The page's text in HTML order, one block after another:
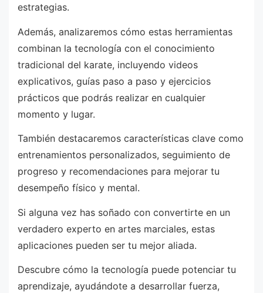
estrategias.
Además, analizaremos cómo estas herramientas
combinan la tecnología con el conocimiento
tradicional del karate, incluyendo videos
explicativos, guías paso a paso y ejercicios
prácticos que podrás realizar en cualquier
momento y lugar.
También destacaremos características clave como
entrenamientos personalizados, seguimiento de
progreso y recomendaciones para mejorar tu
desempeño físico y mental.
Si alguna vez has soñado con convertirte en un
verdadero experto en artes marciales, estas
aplicaciones pueden ser tu mejor aliada.
Descubre cómo la tecnología puede potenciar tu
aprendizaje, ayudándote a desarrollar fuerza,